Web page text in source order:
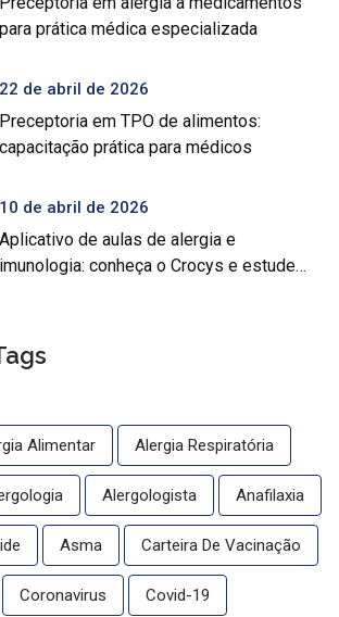
para prática médica especializada
22 de abril de 2026
Preceptoria em TPO de alimentos:
capacitação prática para médicos
10 de abril de 2026
Aplicativo de aulas de alergia e
imunologia: conheça o Crocys e estude
Alimentar Alergia Respiratória
Alergologista Anafilaxia
Asma Carteira De Vacinação
Coronavirus Covid-19